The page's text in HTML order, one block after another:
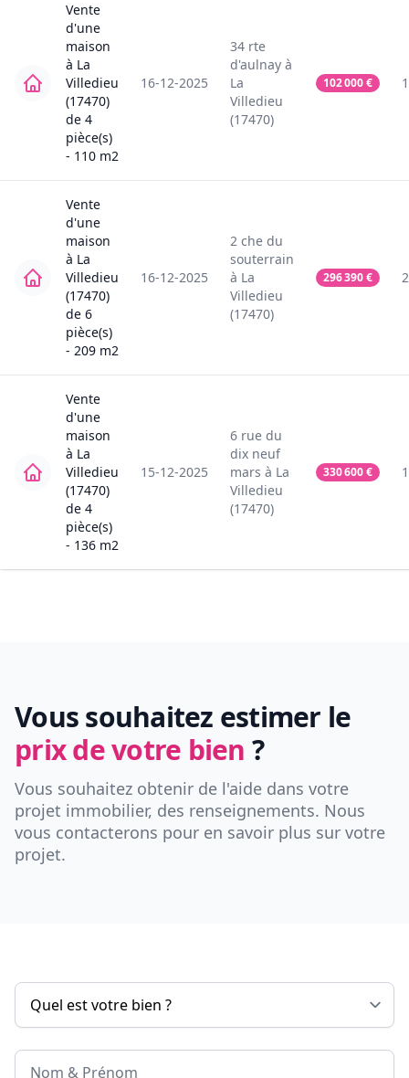
Vente
d'une
maison
à La
Villedieu
(17470)
de 4
pièce(s)
- 110 m2
16-12-2025
34 rte
d'aulnay à
La
Villedieu
(17470)
102 000€
Vente
d'une
maison
à La
Villedieu
(17470)
de 6
pièce(s)
- 209 m2
16-12-2025
2 che du
souterrain
à La
Villedieu
(17470)
296 390€
Vente
d'une
maison
à La
Villedieu
(17470)
de 4
pièce(s)
- 136 m2
15-12-2025
6 rue du
dix neuf
mars à La
Villedieu
(17470)
330 600€
Vous souhaitez estimer le
prix de votre bien ?
Vous souhaitez obtenir de l'aide dans votre
projet immobilier, des renseignements. Nous
vous contacterons pour en savoir plus sur votre
projet.
Nom & Prénom